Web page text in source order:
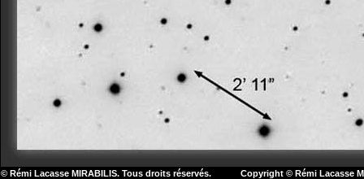
© Rémi Lacasse MIRABILIS. Tous droits réservés. Copyright © Rémi Lacasse